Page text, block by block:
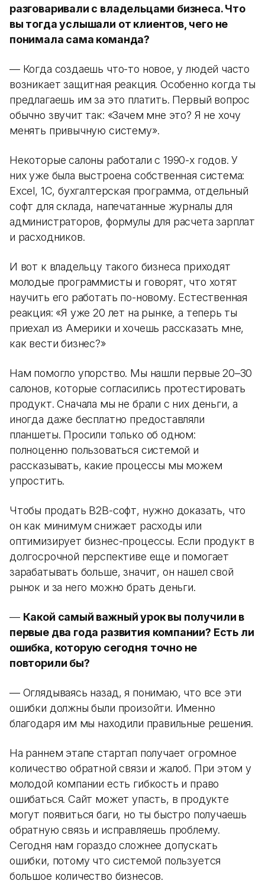
разговаривали с владельцами бизнеса. Что
вы тогда услышали от клиентов, чего не
понимала сама команда?
— Когда создаешь что-то новое, у людей часто
возникает защитная реакция. Особенно когда ты
предлагаешь им за это платить. Первый вопрос
обычно звучит так: «Зачем мне это? Я не хочу
менять привычную систему».
Некоторые салоны работали с 1990-х годов. У
них уже была выстроена собственная система:
Excel, 1С, бухгалтерская программа, отдельный
софт для склада, напечатанные журналы для
администраторов, формулы для расчета зарплат
и расходников.
И вот к владельцу такого бизнеса приходят
молодые программисты и говорят, что хотят
научить его работать по-новому. Естественная
реакция: «Я уже 20 лет на рынке, а теперь ты
приехал из Америки и хочешь рассказать мне,
как вести бизнес?»
Нам помогло упорство. Мы нашли первые 20–30
салонов, которые согласились протестировать
продукт. Сначала мы не брали с них деньги, а
иногда даже бесплатно предоставляли
планшеты. Просили только об одном:
полноценно пользоваться системой и
рассказывать, какие процессы мы можем
упростить.
Чтобы продать B2B-софт, нужно доказать, что
он как минимум снижает расходы или
оптимизирует бизнес-процессы. Если продукт в
долгосрочной перспективе еще и помогает
зарабатывать больше, значит, он нашел свой
рынок и за него можно брать деньги.
— Какой самый важный урок вы получили в
первые два года развития компании? Есть ли
ошибка, которую сегодня точно не
повторили бы?
— Оглядываясь назад, я понимаю, что все эти
ошибки должны были произойти. Именно
благодаря им мы находили правильные решения.
На раннем этапе стартап получает огромное
количество обратной связи и жалоб. При этом у
молодой компании есть гибкость и право
ошибаться. Сайт может упасть, в продукте
могут появиться баги, но ты быстро получаешь
обратную связь и исправляешь проблему.
Сегодня нам гораздо сложнее допускать
ошибки, потому что системой пользуется
большое количество бизнесов.